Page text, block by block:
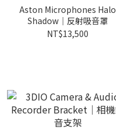
Aston Microphones Halo
Shadow｜反射吸音罩
NT$13,500